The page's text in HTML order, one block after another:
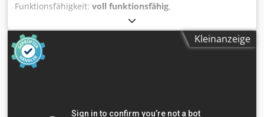
Funktionsfähigkeit: voll funktionsfähig,
Maschinen-/Fahrzeugnummer:
Achse:2’000 mm, Verfahrweg Y-Achse:750 mm,
Verfahrweg Z-Achse:
, Steuerungshersteller:
MAZATROL
Werkstückgewicht (max.):
Kleinanzeige